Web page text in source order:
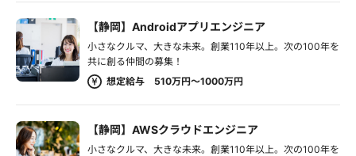
【静岡】Androidアプリエンジニア
小さなクルマ、大きな未来。創業110年以上。次の100年を
共に創る仲間の募集！
想定給与 510万円～1000万円
【静岡】AWSクラウドエンジニア
小さなクルマ、大きな未来。創業110年以上。次の100年を